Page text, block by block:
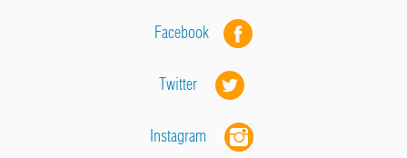
Facebook
Twitter
Instagram